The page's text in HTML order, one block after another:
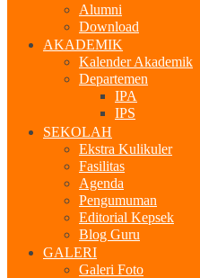
Alumni
Download
AKADEMIK
Kalender Akademik
Departemen
IPA
IPS
SEKOLAH
Ekstra Kulikuler
Fasilitas
Agenda
Pengumuman
Editorial Kepsek
Blog Guru
GALERI
Galeri Foto